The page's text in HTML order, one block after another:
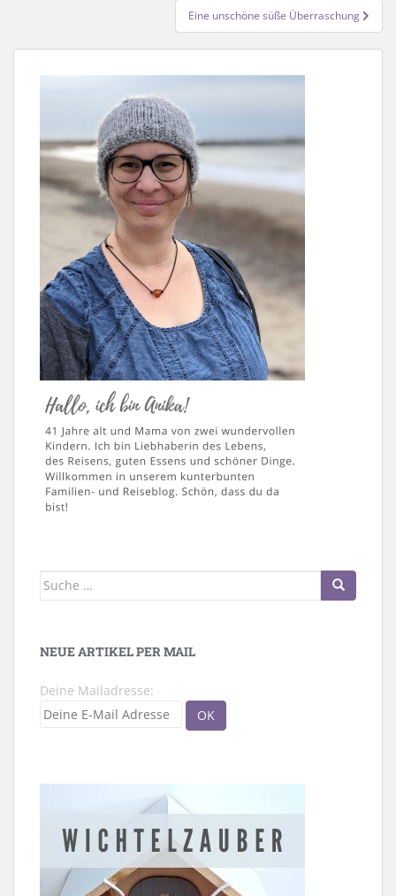
Eine unschöne süße Überraschung
Suche
NEUE ARTIKEL PER MAIL
Deine Mailadresse: